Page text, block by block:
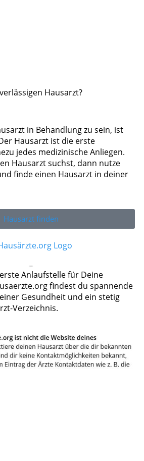
Hausarzt?
in Behandlung zu sein, ist
Hausarzt ist die erste
jedes medizinische Anliegen.
Hausarzt suchst, dann nutze
finde einen Hausarzt in deiner
Hausarzt finden
Anlaufstelle für Deine
findest du spannende
Gesundheit und ein stetig
Verzeichnis.